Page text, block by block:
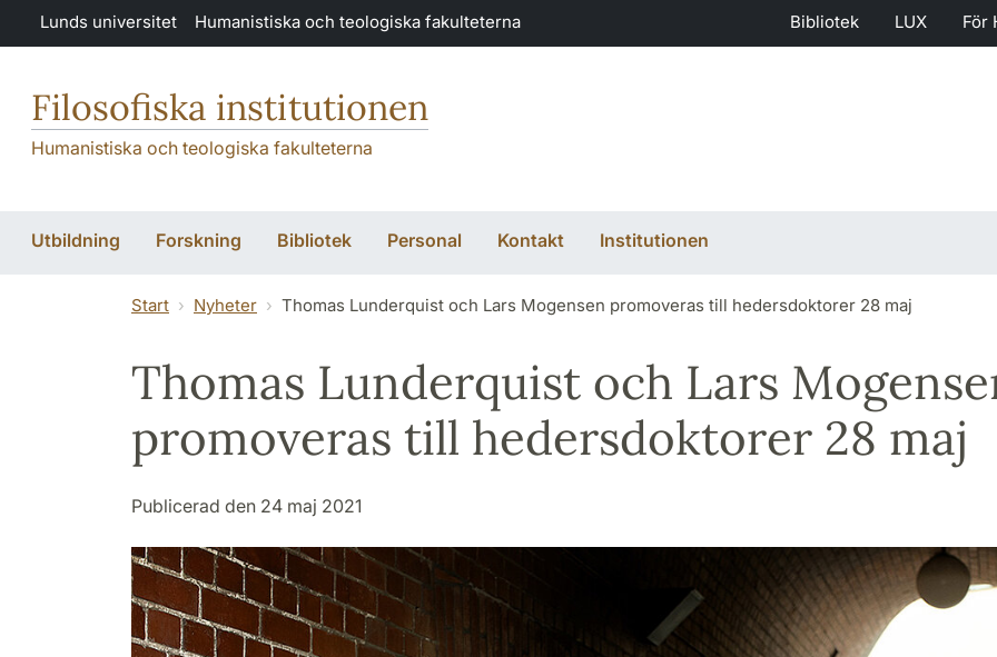
Hoppa till huvudinnehåll
Lunds universitet Humanistiska och teologiska fakulteterna Bibliotek LUX För
Filosofiska institutionen
Humanistiska och teologiska fakulteterna
Utbildning Forskning Bibliotek Personal Kontakt Institutionen
Start Nyheter Thomas Lunderquist och Lars Mogensen promoveras till hedersdoktorer 28 maj
Thomas Lunderquist och Lars
promoveras till hedersdoktorer 28 maj
Publicerad den 24 maj 2021